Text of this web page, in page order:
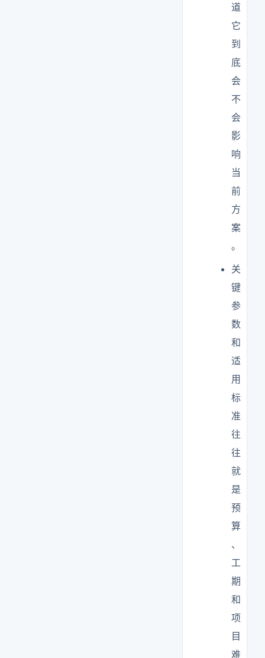
道
它
到
底
会
不
会
影
响
当
前
方
案
。
关
键
参
数
和
适
用
标
准
往
往
就
是
预
算
、
工
期
和
项
目
难